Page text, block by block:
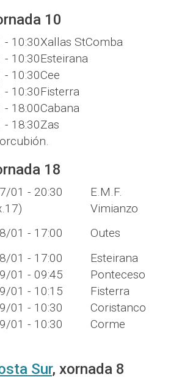
10
10:30Xallas StComba
10:30Esteirana
10:30Cee
10:30Fisterra
18:00Cabana
18:30Zas
18
01 - 20:30
E.M.F.
Vimianzo
01 - 17:00
Outes
01 - 17:00
Esteirana
01 - 09:45
Ponteceso
01 - 10:15
Fisterra
01 - 10:30
Coristanco
01 - 10:30 Corme
Sur, xornada 8